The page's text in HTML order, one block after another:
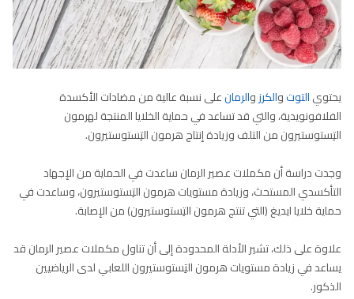
يحتويالتوتوالكرزوالرمانعلى نسبة عالية من مضادات الأكسدة
الفلافونويدية، والتي قد تساعد في حماية الخلايا المنتجة لهرمون
التِستوستيرون من التلف وزيادة إنتاج هرمون التِستوستيرون.
وجدت دراسة أن مكملات عصير الرمان ساعدت في الحماية من الإجهاد
التأكسدي المستحث، وزيادة مستويات هرمون التِستوستيرون، وساعدت في
حماية خلايا ايديغ (التي تنتج هرمون التِستوستيرون) من الإصابة.
علاوة على ذلك، تشير الأدلة المحدودة إلى أن تناول مكملات عصير الرمان قد
يساعد في زيادة مستويات هرمون التِستوستيرون اللعابي لدى الرياضيين
الذكور.